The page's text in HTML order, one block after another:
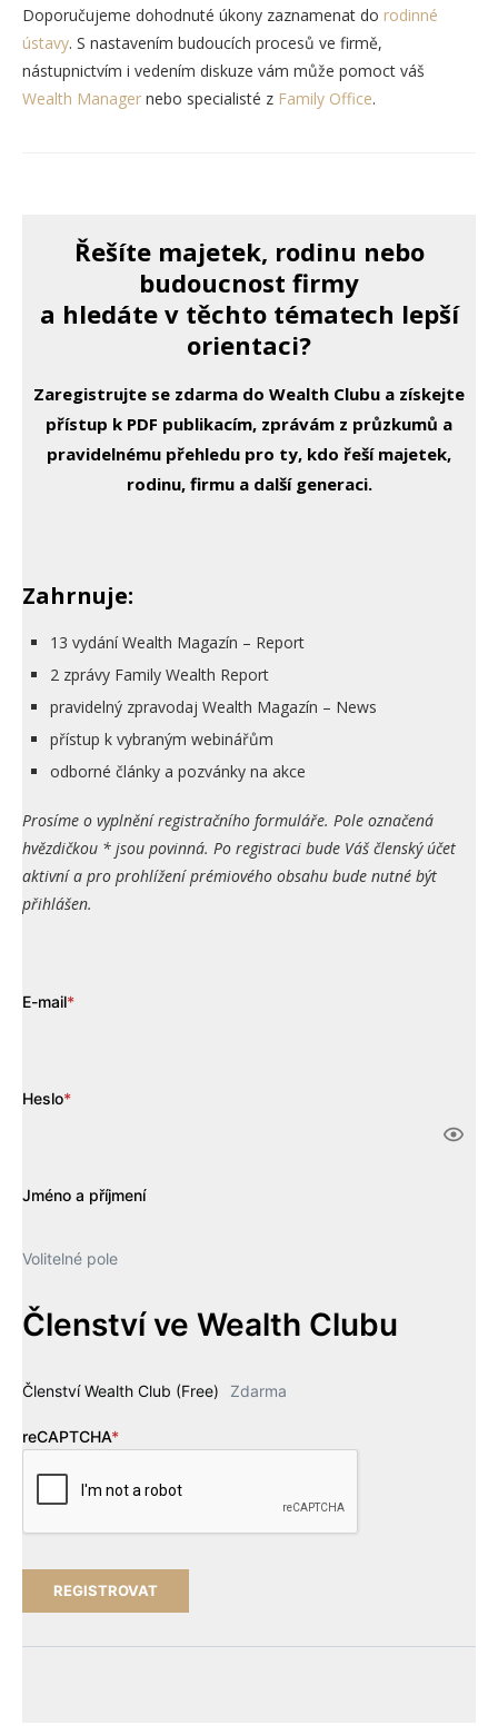
Doporučujeme dohodnuté úkony zaznamenat do rodinné
ústavy. S nastavením budoucích procesů ve firmě,
nástupnictvím i vedením diskuze vám může pomoct váš
Wealth Manager nebo specialisté z Family Office.
Řešíte majetek, rodinu nebo
budoucnost firmy
a hledáte v těchto tématech lepší
orientaci?
Zaregistrujte se zdarma do Wealth Clubu a získejte
přístup k PDF publikacím, zprávám z průzkumů a
pravidelnému přehledu pro ty, kdo řeší majetek,
rodinu, firmu a další generaci.
Zahrnuje:
13 vydání Wealth Magazín – Report
2 zprávy Family Wealth Report
pravidelný zpravodaj Wealth Magazín – News
přístup k vybraným webinářům
odborné články a pozvánky na akce
Prosíme o vyplnění registračního formuláře. Pole označená
hvězdičkou * jsou povinná. Po registraci bude Váš členský účet
aktivní a pro prohlížení prémiového obsahu bude nutné být
přihlášen.
E-mail*
Heslo*
Jméno a příjmení
Volitelné pole
Členství ve Wealth Clubu
Členství Wealth Club (Free) Zdarma
reCAPTCHA*